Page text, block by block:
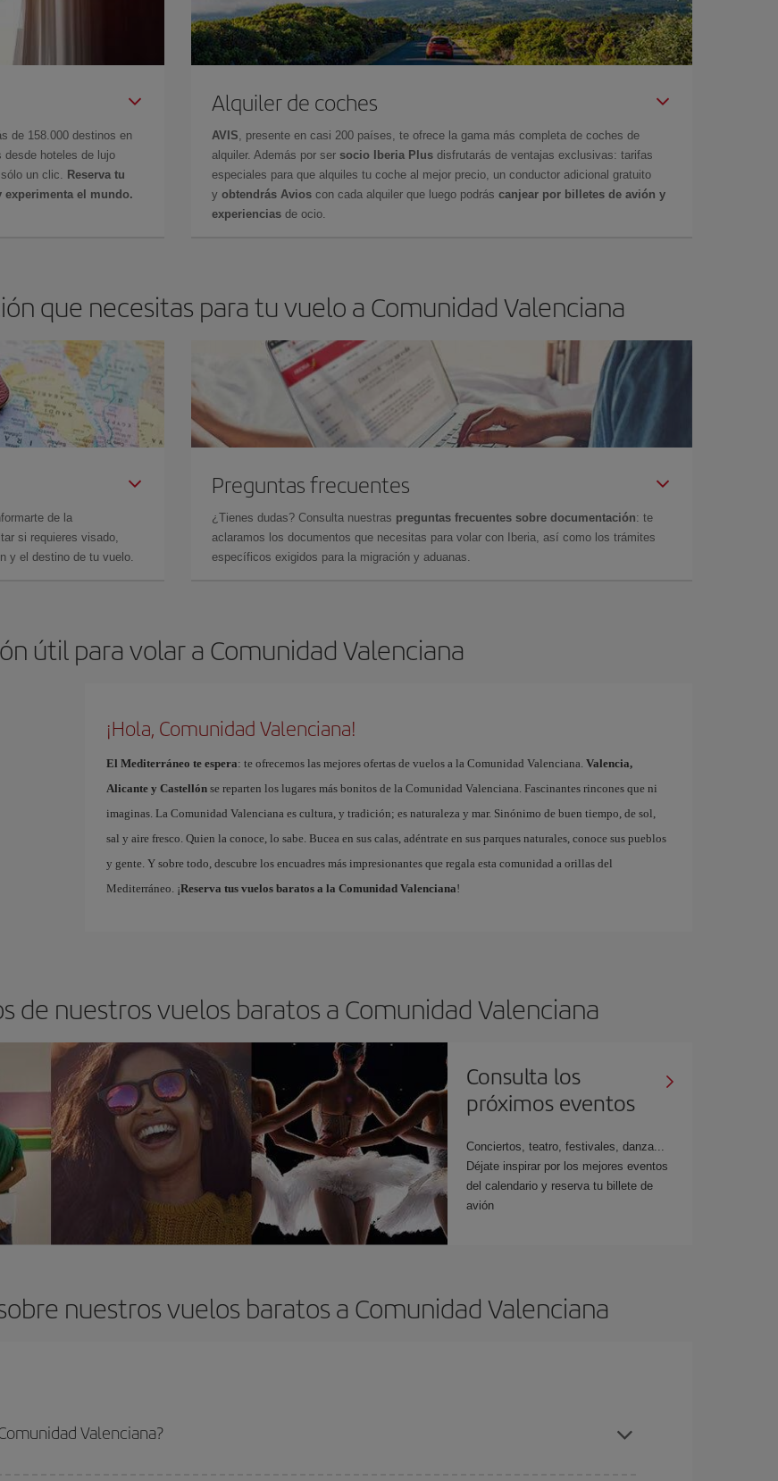
de 158.000 destinos en
desde hoteles de lujo
un clic.
Reserva tu
el mundo.
Alquiler de coches
AVIS , presente en casi 200 países, te ofrece la gama más completa de coches de
alquiler. Además por ser socio Iberia Plus disfrutarás de ventajas exclusivas: tarifas
especiales para que alquiles tu coche al mejor precio, un conductor adicional gratuito
y obtendrás Avios con cada alquiler que luego podrás canjear por billetes de avión y
experiencias de ocio.
que necesitas para tu vuelo a Comunidad Valenciana
de la
si requieres visado,
y el destino de tu vuelo.
Preguntas frecuentes
¿Tienes dudas? Consulta nuestras preguntas frecuentes sobre documentación: te
aclaramos los documentos que necesitas para volar con Iberia, así como los trámites
específicos exigidos para la migración y aduanas.
útil para volar a Comunidad Valenciana
¡Hola, Comunidad Valenciana!
El Mediterráneo te espera: te ofrecemos las mejores ofertas de vuelos a la Comunidad Valenciana. Valencia,
Alicante y Castellónse reparten los lugares más bonitos de la Comunidad Valenciana. Fascinantes rincones que ni
imaginas. La Comunidad Valenciana es cultura, y tradición; es naturaleza y mar. Sinónimo de buen tiempo, de sol,
sal y aire fresco. Quien la conoce, lo sabe. Bucea en sus calas, adéntrate en sus parques naturales, conoce sus pueblos
y gente. Y sobre todo, descubre los encuadres más impresionantes que regala esta comunidad a orillas del
Mediterráneo. ¡Reserva tus vuelos baratos a la Comunidad Valenciana!
de nuestros vuelos baratos a Comunidad Valenciana
Consulta los
próximos eventos
Conciertos, teatro, festivales, danza...
Déjate inspirar por los mejores eventos
del calendario y reserva tu billete de
avión
nuestros vuelos baratos a Comunidad Valenciana
Valenciana?